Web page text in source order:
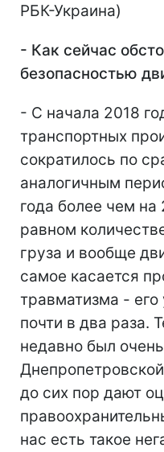
РБК-Украина)
- Как сейчас
безопасностью
- С начала 2018
транспортных
сократилось по
аналогичным
года более чем на
равном
груза и вообще
самое касается
травматизма - его
почти в два раза.
недавно был
до сих пор дают
нас есть такое